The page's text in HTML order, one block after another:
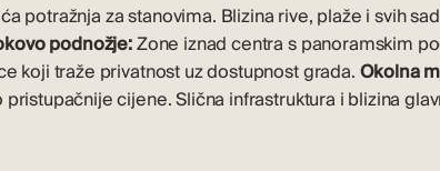
potražnja za stanovima. Blizina rive, plaže i svih
podnožje:Zone iznad centra s panoramskim
koji traže privatnost uz dostupnost grada.Okolna
cijene. Slična infrastruktura i blizina